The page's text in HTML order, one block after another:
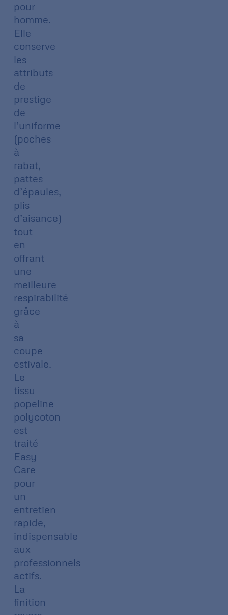
pour
homme.
Elle
conserve
les
attributs
de
prestige
de
l’uniforme
(poches
à
rabat,
pattes
d’épaules,
plis
d’aisance)
tout
en
offrant
une
meilleure
respirabilité
grâce
à
sa
coupe
estivale.
Le
tissu
popeline
polycoton
est
traité
Easy
Care
pour
un
entretien
rapide,
indispensable
aux
professionnels
actifs.
La
finition